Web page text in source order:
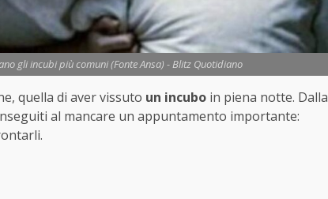
gli incubi più comuni (Fonte Ansa) - Blitz Quotidiano
quella di aver vissuto un incubo in piena notte. Dalla
al mancare un appuntamento importante: